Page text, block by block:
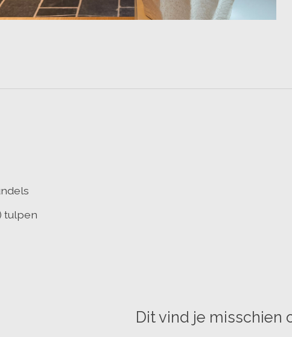
tulpen
Dit vind je misschien